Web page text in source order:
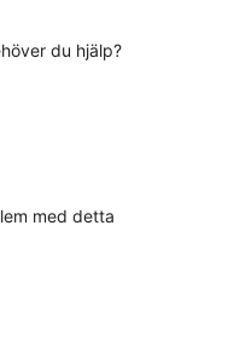
du hjälp?
med detta